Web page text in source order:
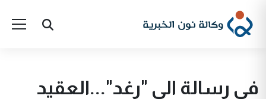
في رسالة الى "رغد"...العقيد